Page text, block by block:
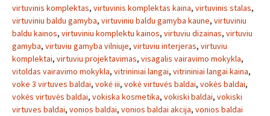
virtuvinis komplektas, virtuvinis komplektas kaina, virtuvinis stalas,
virtuviniu baldu gamyba, virtuviniu baldu gamyba kaune, virtuviniu
baldu kainos, virtuviniu komplektu kainos, virtuviu dizainas, virtuviu
gamyba, virtuviu gamyba vilniuje, virtuviu interjeras, virtuviu
komplektai, virtuviu projektavimas, visagalis vairavimo mokykla,
vitoldas vairavimo mokykla, vitrininiai langai, vitrininiai langai kaina,
voke 3 virtuves baldai, vokė iii, vokė virtuvės baldai, vokės baldai,
vokės virtuvės baldai, vokiska kosmetika, vokiski baldai, vokiski
virtuves baldai, vonios baldai, vonios baldai akcija, vonios baldai